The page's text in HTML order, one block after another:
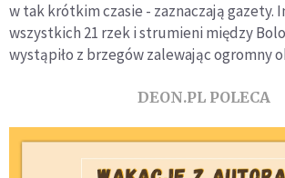
w tak krótkim czasie - zaznaczają gazety.
wszystkich 21 rzek i strumieni między
wystąpiło z brzegów zalewając ogromny
DEON.PL POLECA